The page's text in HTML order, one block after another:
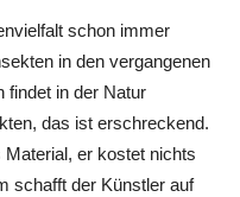
schon immer
in den vergangenen
findet in der Natur
das ist erschreckend.
er kostet nichts
schafft der Künstler auf